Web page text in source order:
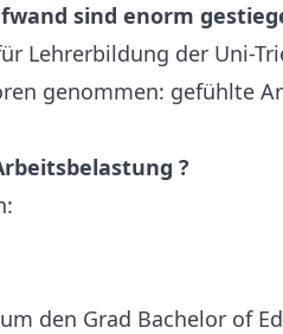
sind enorm
Lehrerbildung der Uni-
genommen: gefühlte
?
den Grad Bachelor of